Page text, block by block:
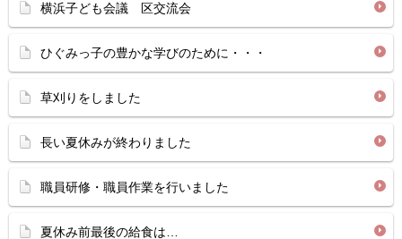
横浜子ども会議 区交流会
ひぐみっ子の豊かな学びのために・・・
草刈りをしました
長い夏休みが終わりました
職員研修・職員作業を行いました
夏休み前最後の給食は…